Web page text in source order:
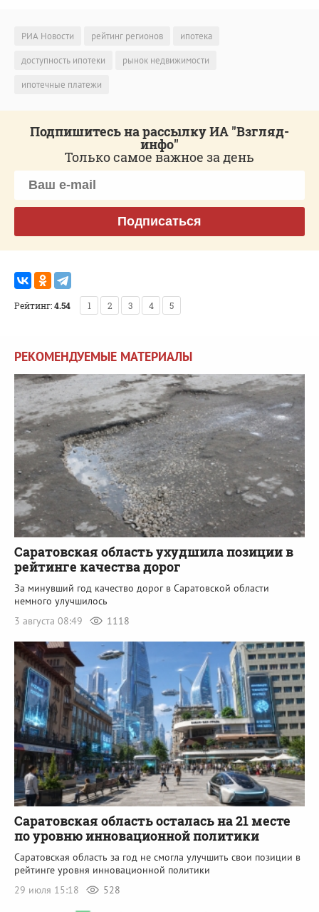
РИА Новости рейтинг регионов
ипотека
доступность ипотеки
рынок недвижимости
ипотечные платежи
Подпишитесь на рассылку ИА "Взгляд-
инфо"
Только самое важное за день
Подписаться
Рейтинг:4.54 1 2 3 4 5
РЕКОМЕНДУЕМЫЕ МАТЕРИАЛЫ
Саратовская область ухудшила позиции в
рейтинге качества дорог
За минувший год качество дорог в Саратовской области
немного улучшилось
3 августа 08:49
1118
Саратовская область осталась на 21 месте
по уровню инновационной политики
Саратовская область за год не смогла улучшить свои позиции в
рейтинге уровня инновационной политики
29 июля 15:18
528